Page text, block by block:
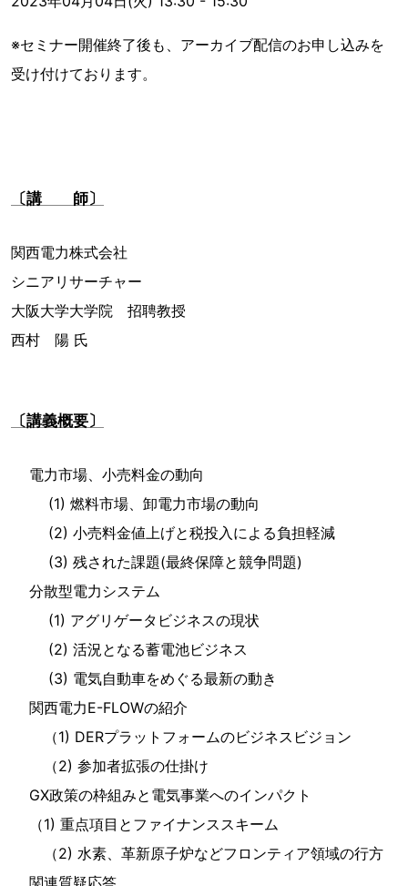
※セミナー開催終了後も、アーカイブ配信のお申し込みを
受け付けております。
〔講 師〕
関西電力株式会社
シニアリサーチャー
大阪大学大学院 招聘教授
西村 陽 氏
〔講義概要〕
電力市場、小売料金の動向
(1) 燃料市場、卸電力市場の動向
(2) 小売料金値上げと税投入による負担軽減
(3) 残された課題(最終保障と競争問題)
分散型電力システム
(1) アグリゲータビジネスの現状
(2) 活況となる蓄電池ビジネス
(3) 電気自動車をめぐる最新の動き
関西電力E-FLOWの紹介
（1) DERプラットフォームのビジネスビジョン
（2) 参加者拡張の仕掛け
GX政策の枠組みと電気事業へのインパクト
（1) 重点項目とファイナンススキーム
（2) 水素、革新原子炉などフロンティア領域の行方